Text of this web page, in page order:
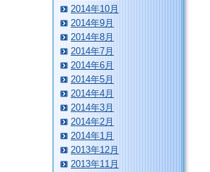
2014年10月
2014年9月
2014年8月
2014年7月
2014年6月
2014年5月
2014年4月
2014年3月
2014年2月
2014年1月
2013年12月
2013年11月